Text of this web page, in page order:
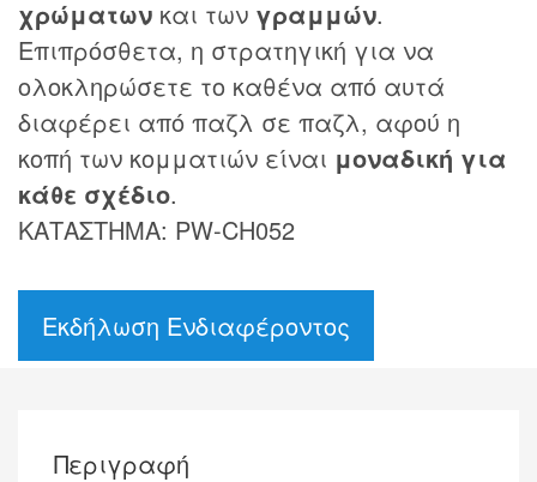
χρώματων και των γραμμών.
Επιπρόσθετα, η στρατηγική για να
ολοκληρώσετε το καθένα από αυτά
διαφέρει από παζλ σε παζλ, αφού η
κοπή των κομματιών είναι μοναδική για
κάθε σχέδιο.
ΚΑΤΑΣΤΗΜΑ: PW-CH052
Εκδήλωση Ενδιαφέροντος
Περιγραφή